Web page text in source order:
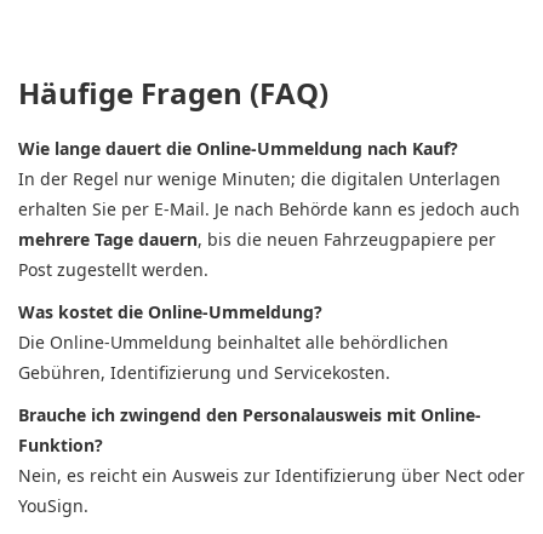
Häufige Fragen (FAQ)
Wie lange dauert die Online-Ummeldung nach Kauf?
In der Regel nur wenige Minuten; die digitalen Unterlagen
erhalten Sie per E-Mail. Je nach Behörde kann es jedoch auch
mehrere Tage dauern, bis die neuen Fahrzeugpapiere per
Post zugestellt werden.
Was kostet die Online-Ummeldung?
Die Online-Ummeldung beinhaltet alle behördlichen
Gebühren, Identifizierung und Servicekosten.
Brauche ich zwingend den Personalausweis mit Online-
Funktion?
Nein, es reicht ein Ausweis zur Identifizierung über Nect oder
YouSign.